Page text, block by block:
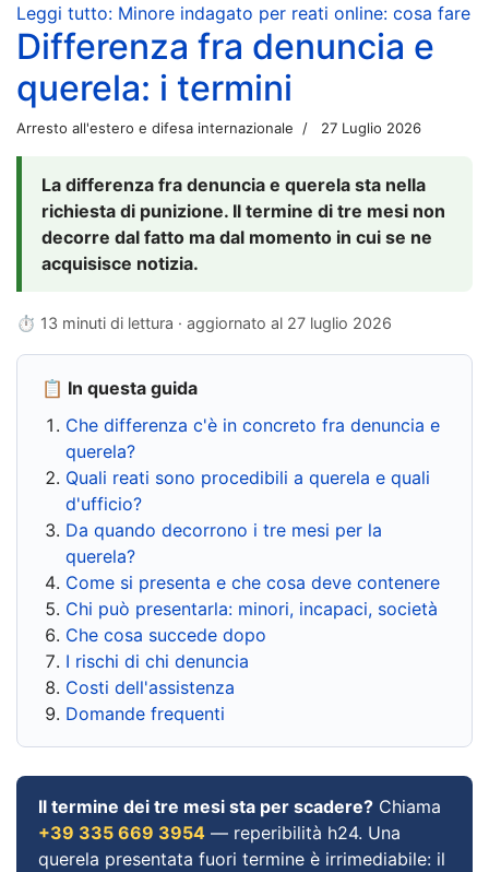
Leggi tutto: Minore indagato per reati online: cosa fare
Differenza fra denuncia e
querela: i termini
Arresto all'estero e difesa internazionale 27 Luglio 2026
La differenza fra denuncia e querela sta nella
richiesta di punizione. Il termine di tre mesi non
decorre dal fatto ma dal momento in cui se ne
acquisisce notizia.
⏱ 13 minuti di lettura · aggiornato al 27 luglio 2026
📋 In questa guida
Che differenza c'è in concreto fra denuncia e
querela?
Quali reati sono procedibili a querela e quali
d'ufficio?
Da quando decorrono i tre mesi per la
querela?
Come si presenta e che cosa deve contenere
Chi può presentarla: minori, incapaci, società
Che cosa succede dopo
I rischi di chi denuncia
Costi dell'assistenza
Domande frequenti
Il termine dei tre mesi sta per scadere? Chiama
+39 335 669 3954 — reperibilità h24. Una
querela presentata fuori termine è irrimediabile: il